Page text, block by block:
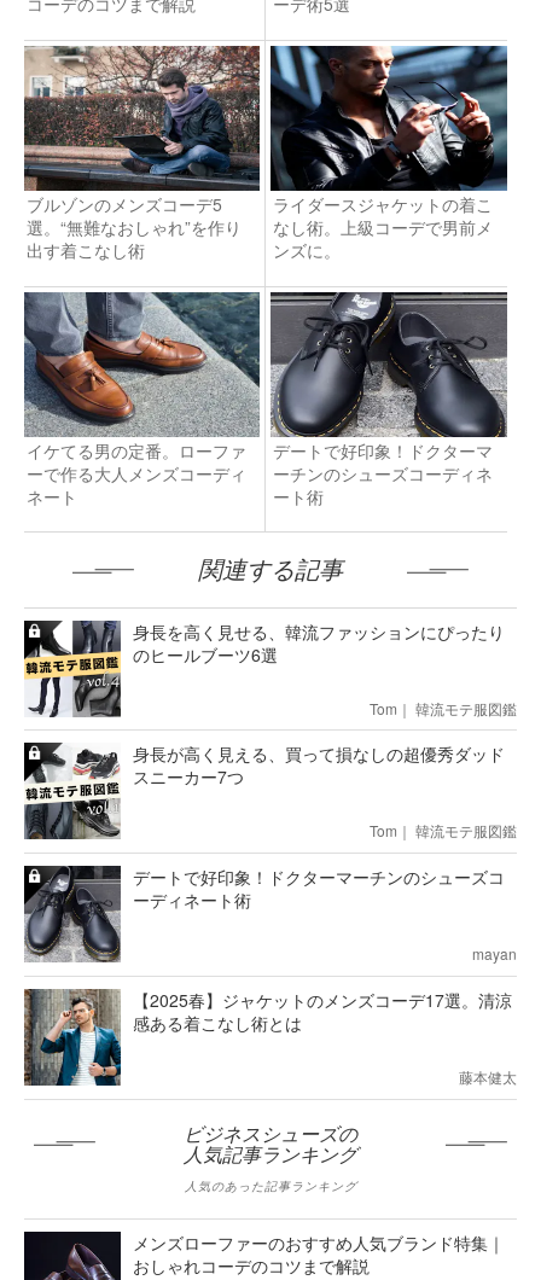
ブルゾンのメンズコーデ5
選。“無難なおしゃれ”を作り
出す着こなし術
ライダースジャケットの着こ
なし術。上級コーデで男前メ
ンズに。
イケてる男の定番。ローファ
ーで作る大人メンズコーディ
ネート
デートで好印象！ドクターマ
ーチンのシューズコーディネ
ート術
関連する記事
身長を高く見せる、韓流ファッションにぴったり
のヒールブーツ6選
Tom｜ 韓流モテ服図鑑
身長が高く見える、買って損なしの超優秀ダッド
スニーカー7つ
Tom｜ 韓流モテ服図鑑
デートで好印象！ドクターマーチンのシューズコ
ーディネート術
mayan
【2025春】ジャケットのメンズコーデ17選。清涼
感ある着こなし術とは
藤本健太
ビジネスシューズの
人気記事ランキング
人気のあった記事ランキング
メンズローファーのおすすめ人気ブランド特集｜
おしゃれコーデのコツまで解説